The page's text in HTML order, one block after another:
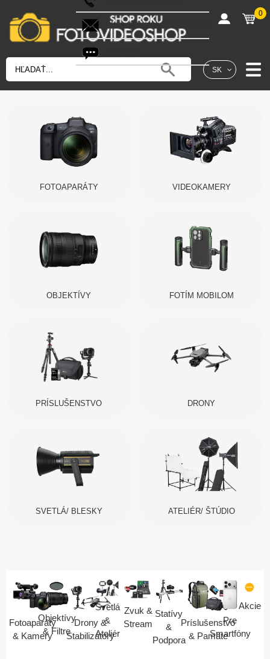
SK
shop@fotovideoshop.sk
0
FOTOAPARÁTY VIDEOKAMERY
OBJEKTÍVY FOTÍM MOBILOM
PRÍSLUŠENSTVO DRONY
SVETLÁ/ BLESKY ATELIÉR/ ŠTÚDIO
Fotoaparáty
& Kamery
Objektívy
& Filtre
Drony &
Stabilizátory
Svetlá
&
Ateliér
Zvuk &
Stream
Statívy
&
Podpora
Príslušenstvo
& Pamäte
Pre
Smartfóny
Akcie